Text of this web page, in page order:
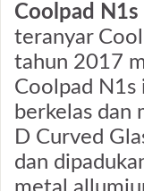
Coolpad N1s
teranyar
tahun 2017
Coolpad N1s
berkelas dan
D Curved
dan